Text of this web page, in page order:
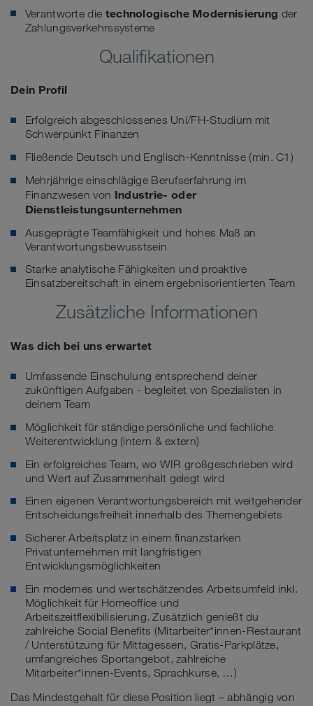
Verantworte die technologische Modernisierung der
Zahlungsverkehrssysteme
Qualifikationen
Dein Profil
Erfolgreich abgeschlossenes Uni/FH-Studium mit
Schwerpunkt Finanzen
Fließende Deutsch und Englisch-Kenntnisse (min. C1)
Mehrjährige einschlägige Berufserfahrung im
Finanzwesen von Industrie- oder
Dienstleistungsunternehmen
Ausgeprägte Teamfähigkeit und hohes Maß an
Verantwortungsbewusstsein
Starke analytische Fähigkeiten und proaktive
Einsatzbereitschaft in einem ergebnisorientierten Team
Zusätzliche Informationen
Was dich bei uns erwartet
Umfassende Einschulung entsprechend deiner
zukünftigen Aufgaben - begleitet von Spezialisten in
deinem Team
Möglichkeit für ständige persönliche und fachliche
Weiterentwicklung (intern & extern)
Ein erfolgreiches Team, wo WIR großgeschrieben wird
und Wert auf Zusammenhalt gelegt wird
Einen eigenen Verantwortungsbereich mit weitgehender
Entscheidungsfreiheit innerhalb des Themengebiets
Sicherer Arbeitsplatz in einem finanzstarken
Privatunternehmen mit langfristigen
Entwicklungsmöglichkeiten
Ein modernes und wertschätzendes Arbeitsumfeld inkl.
Möglichkeit für Homeoffice und
Arbeitszeitflexibilisierung. Zusätzlich genießt du
zahlreiche Social Benefits (Mitarbeiter*innen-Restaurant
/ Unterstützung für Mittagessen, Gratis-Parkplätze,
umfangreiches Sportangebot, zahlreiche
Mitarbeiter*innen-Events, Sprachkurse, …)
Das Mindestgehalt für diese Position liegt – abhängig von